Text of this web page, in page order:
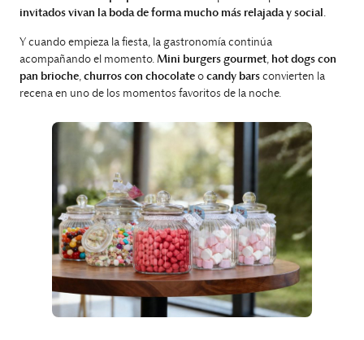
invitados vivan la boda de forma mucho más relajada y social .
Y cuando empieza la fiesta, la gastronomía continúa
acompañando el momento. Mini burgers gourmet hot dogs con
pan brioche churros con chocolate o candy bars convierten la
recena en uno de los momentos favoritos de la noche.